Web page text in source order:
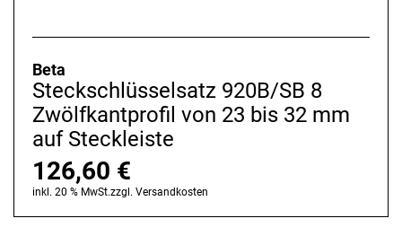
Beta
Steckschlüsselsatz 920B/SB 8
Zwölfkantprofil von 23 bis 32 mm
auf Steckleiste
126,60 €
inkl. 20 % MwSt.zzgl. Versandkosten